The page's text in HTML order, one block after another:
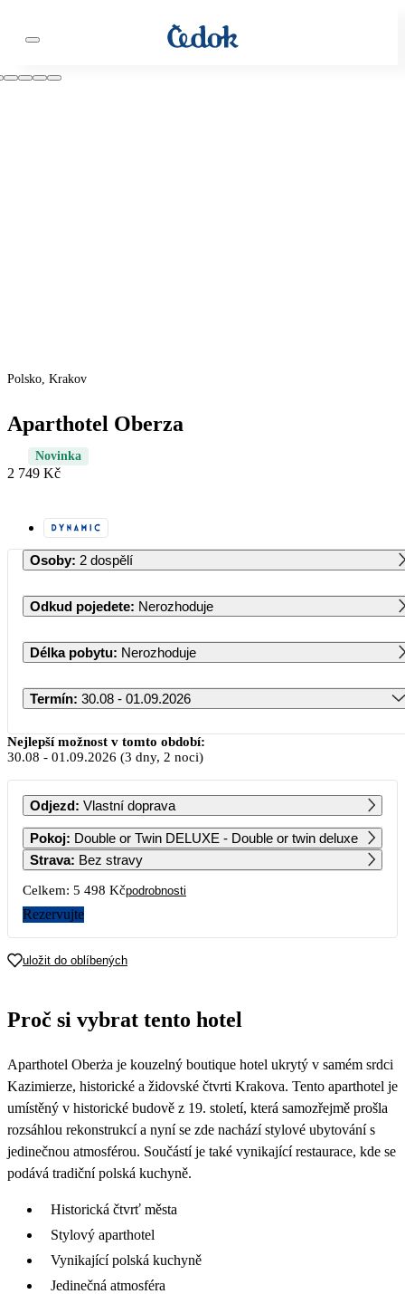
Polsko, Krakov
Aparthotel Oberza
Novinka
2 749 Kč
Osoby: 2 dospělí
Odkud pojedete: Nerozhoduje
Délka pobytu: Nerozhoduje
Termín: 30.08 - 01.09.2026
Srpen 2026
PO ÚT ST ČT PÁ SO NE
1 2
3 4 5 6 7 8 9
17
24 25 26 27
31
2 889
Nejlepší možnost v tomto období:
30.08 - 01.09.2026 (3 dny, 2 noci)
Odjezd: Vlastní doprava
Pokoj: Double or Twin DELUXE - Double or twin deluxe
Strava: Bez stravy
Celkem: 5 498 Kčpodrobnosti
Rezervujte
uložit do oblíbených
Proč si vybrat tento hotel
Aparthotel Oberża je kouzelný boutique hotel ukrytý v samém srdci
Kazimierze, historické a židovské čtvrti Krakova. Tento aparthotel je
umístěný v historické budově z 19. století, která samozřejmě prošla
rozsáhlou rekonstrukcí a nyní se zde nachází stylové ubytování s
jedinečnou atmosférou. Součástí je také vynikající restaurace, kde se
podává tradiční polská kuchyně.
Historická čtvrť města
Stylový aparthotel
Vynikající polská kuchyně
Jedinečná atmosféra